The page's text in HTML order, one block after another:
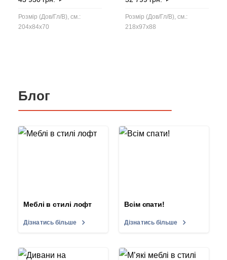
Розмір (Дов/Гл/В), см.:
204x84x70
Розмір (Дов/Гл/В), см.:
218x97x88
Блог
Меблі в стилі лофт
Дізнатись більше
Всім спати!
Дізнатись більше